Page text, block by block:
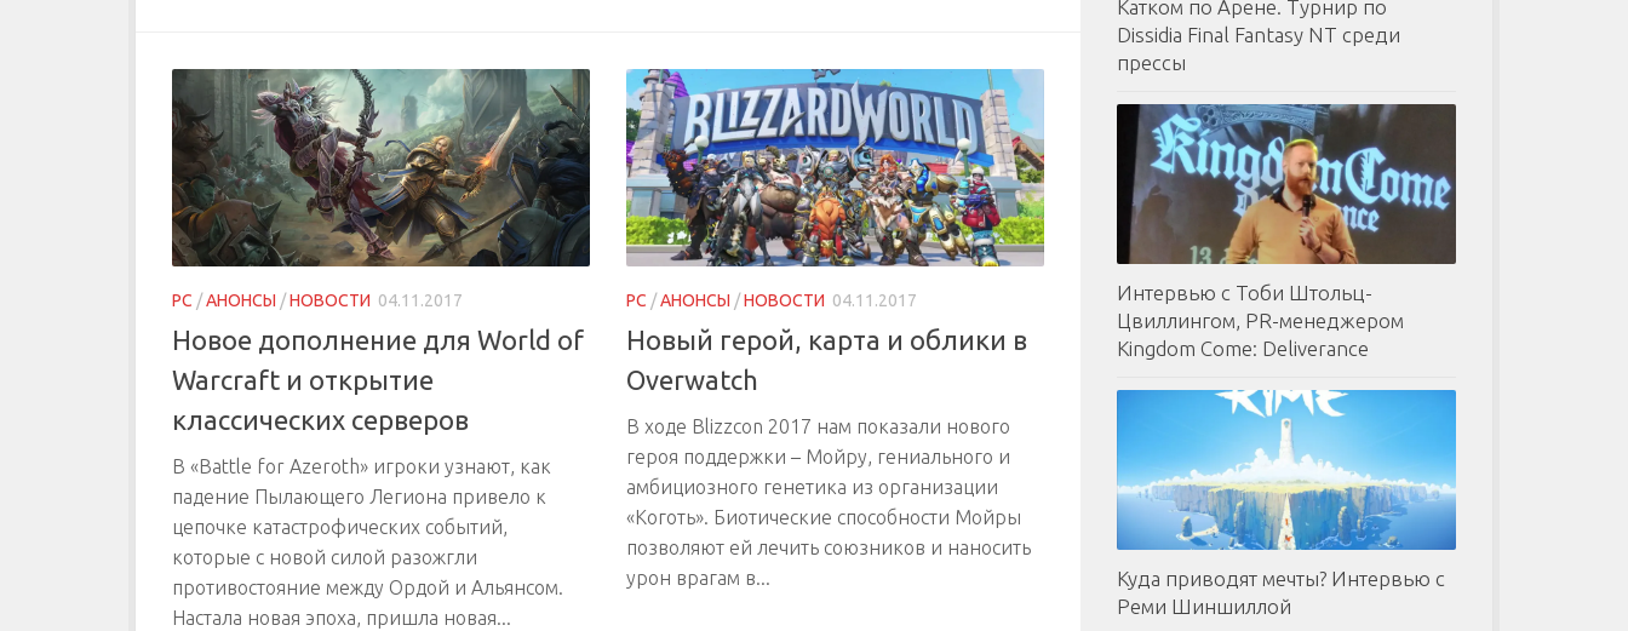
PC /АНОНСЫ /НОВОСТИ 04.11.2017
Новое дополнение для World of
Warcraft и открытие
классических серверов
В «Battle for Azeroth» игроки узнают, как
падение Пылающего Легиона привело к
цепочке катастрофических событий,
которые с новой силой разожгли
противостояние между Ордой и Альянсом.
Настала новая эпоха, пришла новая...
PC /АНОНСЫ /НОВОСТИ 04.11.2017
Новый герой, карта и облики в
Overwatch
В ходе Blizzcon 2017 нам показали нового
героя поддержки – Мойру, гениального и
амбициозного генетика из организации
«Коготь». Биотические способности Мойры
позволяют ей лечить союзников и наносить
урон врагам в...
Катком по Арене. Турнир по
Dissidia Final Fantasy NT среди
прессы
Интервью с Тоби Штольц-
Цвиллингом, PR-менеджером
Kingdom Come: Deliverance
Куда приводят мечты? Интервью с
Реми Шиншиллой